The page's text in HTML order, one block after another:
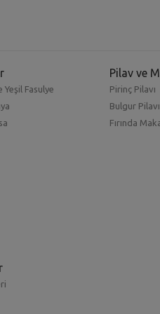
oluşturuyor.
içine mutlaka bir protein
protein açısından zengin
kullanın. Hatta
çalışın.
tavuk salatası tarifi
Yeşil Fasulye
Pilav ve
Pirinç Pilavı
Bulgur Pilavı
Fırında